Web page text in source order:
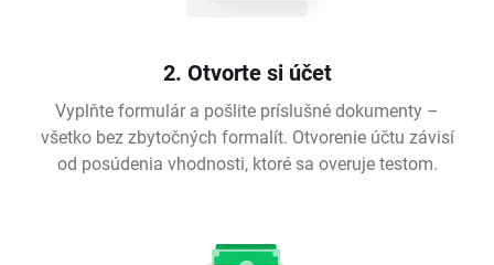
2. Otvorte si účet
Vyplňte formulár a pošlite príslušné dokumenty –
všetko bez zbytočných formalít. Otvorenie účtu závisí
od posúdenia vhodnosti, ktoré sa overuje testom.